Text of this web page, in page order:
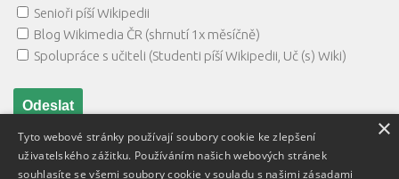
Senioři píší Wikipedii
Blog Wikimedia ČR (shrnutí 1x měsíčně)
Spolupráce s učiteli (Studenti píší Wikipedii, Uč (s) Wiki)
×
Tyto webové stránky používají soubory cookie ke zlepšení
uživatelského zážitku. Používáním našich webových stránek
souhlasíte se všemi soubory cookie v souladu s našimi zásadami